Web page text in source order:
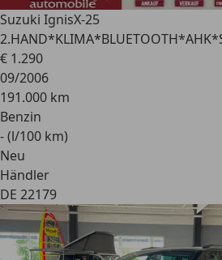
Suzuki IgnisX-25
€ 1.290
09/2006
191.000 km
Benzin
- (l/100 km)
Neu
Händler
DE 22179